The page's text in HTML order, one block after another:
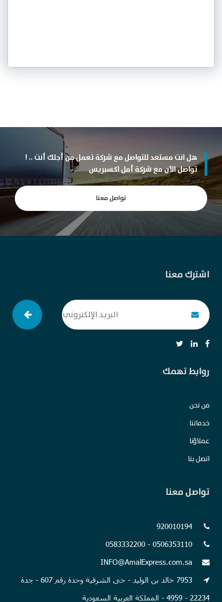
هل انت مستعد للتواصل مع شركة تعمل من أجلك أنت .. !
تواصل الأن مع شركة أمل اكسبريس
تواصل معنا
اشترك معنا
روابط تهمك
من نحن
خدماتنا
عملاؤنا
اتصل بنا
تواصل معنا
7953 خالد بن الوليد - حى الشرقية وحدة رقم 607 - جدة
22234 - 4959 - المملكة العربية السعودية